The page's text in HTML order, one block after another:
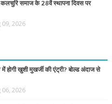
कलचुरि समाज के 28वें स्थापना दिवस पर
09, 2026
होगी खुशी मुखर्जी की एंट्री? बोल्ड अंदाज से
06, 2026